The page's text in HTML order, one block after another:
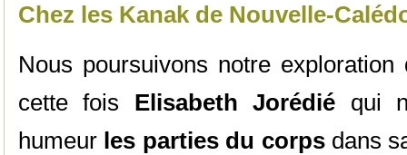
Chez les Kanak de Nouvelle-
Nous poursuivons notre
cette fois Elisabeth Jorédié qui
humeur les parties du corpsdans